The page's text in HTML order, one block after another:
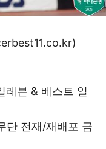
레븐 & 베스트 일
단 전재/재배포 금